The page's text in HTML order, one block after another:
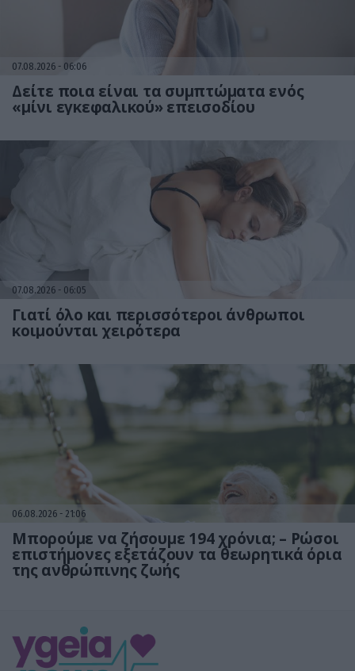
07.08.2026 06:06
Δείτε ποια είναι τα συμπτώματα ενός
«μίνι εγκεφαλικού» επεισοδίου
07.08.2026 06:05
Γιατί όλο και περισσότεροι άνθρωποι
κοιμούνται χειρότερα
06.08.2026 21:06
Μπορούμε να ζήσουμε 194 χρόνια; – Ρώσοι
επιστήμονες εξετάζουν τα θεωρητικά όρια
της ανθρώπινης ζωής